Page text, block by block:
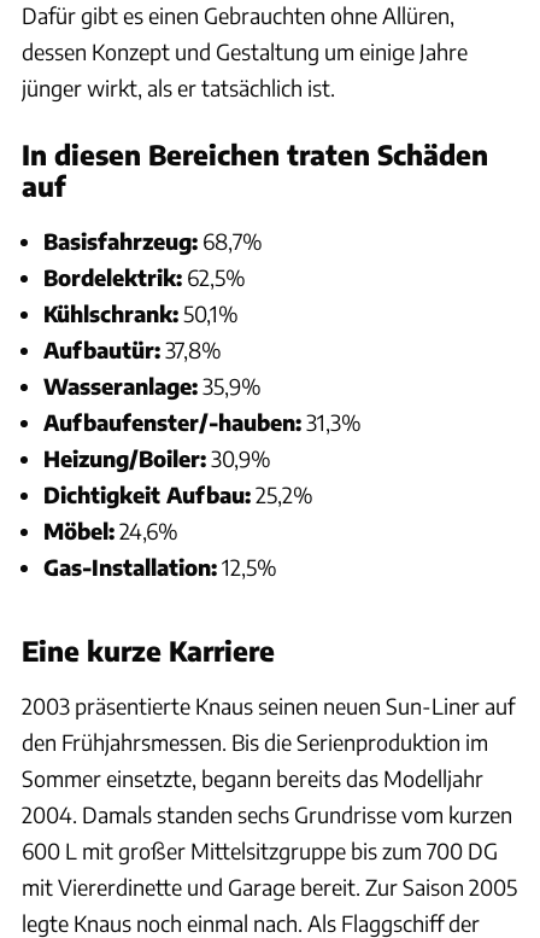
Dafür gibt es einen Gebrauchten ohne Allüren,
dessen Konzept und Gestaltung um einige Jahre
jünger wirkt, als er tatsächlich ist.
In diesen Bereichen traten Schäden
auf
Basisfahrzeug: 68,7%
Bordelektrik: 62,5%
Kühlschrank:50,1%
Aufbautür:37,8%
Wasseranlage:35,9%
Aufbaufenster/-hauben:31,3%
Heizung/Boiler:30,9%
Dichtigkeit Aufbau:25,2%
Möbel:24,6%
Gas-Installation:12,5%
Eine kurze Karriere
2003 präsentierte Knaus seinen neuen Sun-Liner auf
den Frühjahrsmessen. Bis die Serienproduktion im
Sommer einsetzte, begann bereits das Modelljahr
2004. Damals standen sechs Grundrisse vom kurzen
600 L mit großer Mittelsitzgruppe bis zum 700 DG
mit Viererdinette und Garage bereit. Zur Saison 2005
legte Knaus noch einmal nach. Als Flaggschiff der